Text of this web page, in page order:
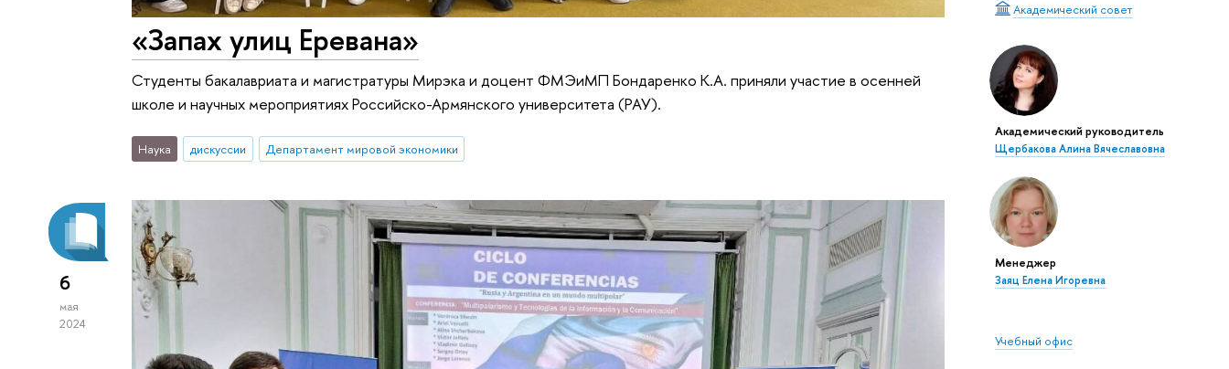
Академический совет
Академический руководитель
Щербакова Алина Вячеславовна
Менеджер
Заяц Елена Игоревна
Учебный офис
«Запах улиц Еревана»
Студенты бакалавриата и магистратуры Мирэка и доцент ФМЭиМП Бондаренко К.А. приняли участие в осенней
школе и научных мероприятиях Российско-Армянского университета (РАУ).
Наука дискуссии Департамент мировой экономики
6
мая
2024